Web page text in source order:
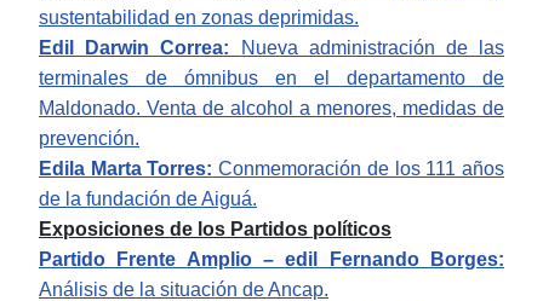
sustentabilidad en zonas deprimidas.
Edil Darwin Correa:
Nueva administración de las
terminales de ómnibus en el departamento de
Maldonado. Venta de alcohol a menores, medidas de
prevención.
Edila Marta Torres: Conmemoración de los 111 años
de la fundación de Aiguá.
Exposiciones de los Partidos políticos
Partido Frente Amplio – edil Fernando Borges:
Análisis de la situación de Ancap.